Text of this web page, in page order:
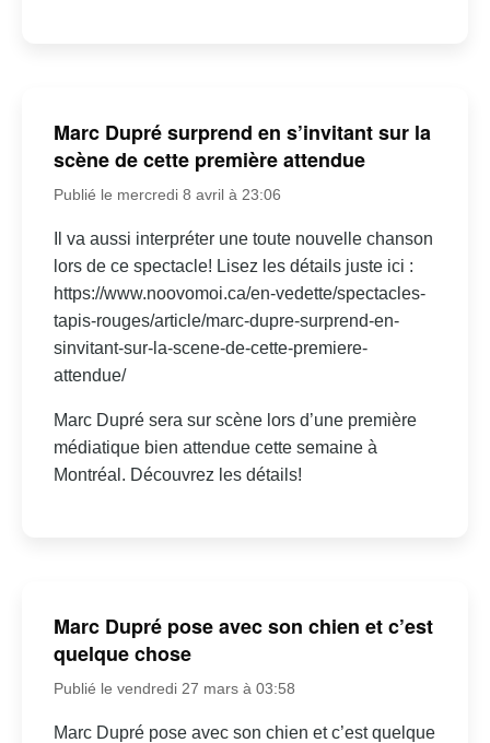
Marc Dupré surprend en s’invitant sur la
scène de cette première attendue
Publié le mercredi 8 avril à 23:06
Il va aussi interpréter une toute nouvelle chanson
lors de ce spectacle! Lisez les détails juste ici :
https://www.noovomoi.ca/en-vedette/spectacles-
tapis-rouges/article/marc-dupre-surprend-en-
sinvitant-sur-la-scene-de-cette-premiere-
attendue/
Marc Dupré sera sur scène lors d’une première
médiatique bien attendue cette semaine à
Montréal. Découvrez les détails!
Marc Dupré pose avec son chien et c’est
quelque chose
Publié le vendredi 27 mars à 03:58
Marc Dupré pose avec son chien et c’est quelque